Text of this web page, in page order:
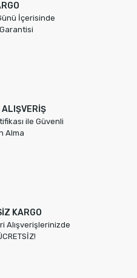
İçerisinde
ALIŞVERİŞ
ile Güvenli
Alma
KARGO
Alışverişlerinizde